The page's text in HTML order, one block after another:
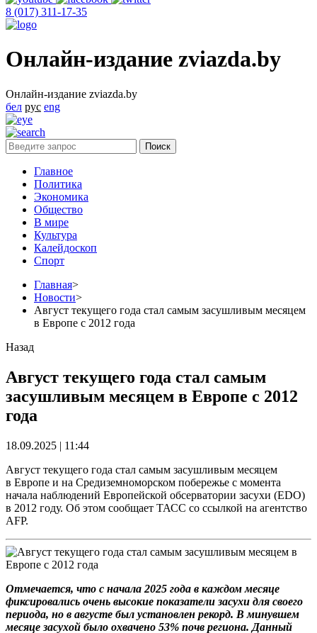
8 (017) 311-17-35
Онлайн-издание zviazda.by
Онлайн-издание zviazda.by
бел рус eng
Главное
Политика
Экономика
Общество
В мире
Культура
Калейдоскоп
Спорт
Главная>
Новости>
Август текущего года стал самым засушливым месяцем
в Европе с 2012 года
Назад
Август текущего года стал самым
засушливым месяцем в Европе с 2012
года
18.09.2025 | 11:44
Август текущего года стал самым засушливым месяцем
в Европе и на Средиземноморском побережье с момента
начала наблюдений Европейской обсерватории засухи (EDO)
в 2012 году. Об этом сообщает ТАСС со ссылкой на агентство
AFP.
Отмечается, что с начала 2025 года в каждом месяце
фиксировались очень высокие показатели засухи для своего
периода, но в августе был установлен рекорд. В минувшем
месяце засухой было охвачено 53% почв региона. Данный